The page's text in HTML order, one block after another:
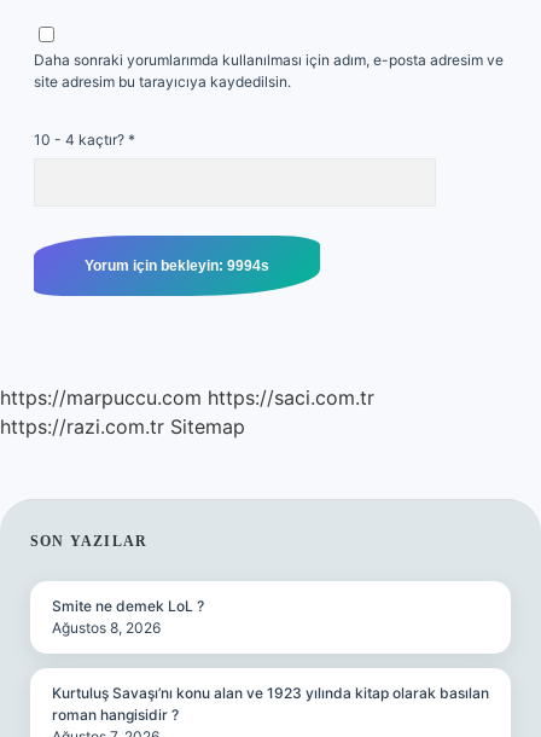
Daha sonraki yorumlarımda kullanılması için adım, e-posta adresim ve
site adresim bu tarayıcıya kaydedilsin.
10 - 4 kaçtır? *
https://marpuccu.com https://saci.com.tr
https://razi.com.tr Sitemap
SIDEBAR
SON YAZILAR
Smite ne demek LoL ?
Ağustos 8, 2026
Kurtuluş Savaşı’nı konu alan ve 1923 yılında kitap olarak basılan
roman hangisidir ?